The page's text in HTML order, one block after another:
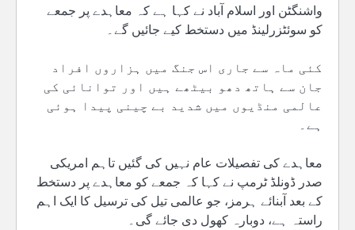
واشنگٹن اور اسلام آباد نے کہا ہے کہ معاہدے پر جمعے
کو سوئٹزرلینڈ میں دستخط کیے جائیں گے۔
کئی ماہ سے جاری اس جنگ میں ہزاروں افراد
جان سے ہاتھ دھو بیٹھے ہیں اور توانائی کی
عالمی منڈیوں میں شدید بے چینی پیدا ہوئی
ہے۔
معاہدے کی تفصیلات عام نہیں کی گئیں تاہم امریکی
صدر ڈونلڈ ٹرمپ نے کہا کہ جمعے کو معاہدے پر دستخط
کے بعد آبنائے ہرمز، جو عالمی تیل کی ترسیل کا ایک اہم
راستہ ہے، دوبارہ کھول دی جائے گی۔